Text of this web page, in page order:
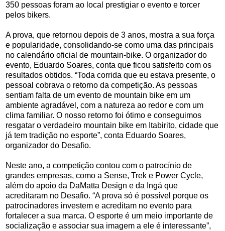
350 pessoas foram ao local prestigiar o evento e torcer
pelos bikers.
A prova, que retornou depois de 3 anos, mostra a sua força
e popularidade, consolidando-se como uma das principais
no calendário oficial de mountain-bike. O organizador do
evento, Eduardo Soares, conta que ficou satisfeito com os
resultados obtidos. “Toda corrida que eu estava presente, o
pessoal cobrava o retorno da competição. As pessoas
sentiam falta de um evento de mountain bike em um
ambiente agradável, com a natureza ao redor e com um
clima familiar. O nosso retorno foi ótimo e conseguimos
resgatar o verdadeiro mountain bike em Itabirito, cidade que
já tem tradição no esporte”, conta Eduardo Soares,
organizador do Desafio.
Neste ano, a competição contou com o patrocínio de
grandes empresas, como a Sense, Trek e Power Cycle,
além do apoio da DaMatta Design e da Ingá que
acreditaram no Desafio. “A prova só é possível porque os
patrocinadores investem e acreditam no evento para
fortalecer a sua marca. O esporte é um meio importante de
socialização e associar sua imagem a ele é interessante”,